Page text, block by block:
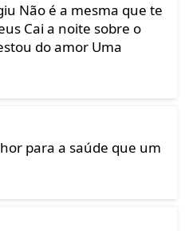
Não é a mesma que te
Cai a noite sobre o
do amor Uma
para a saúde que um